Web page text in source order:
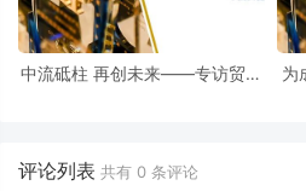
中流砥柱 再创未来——专访贸促
为
评论列表 共有 0 条评论